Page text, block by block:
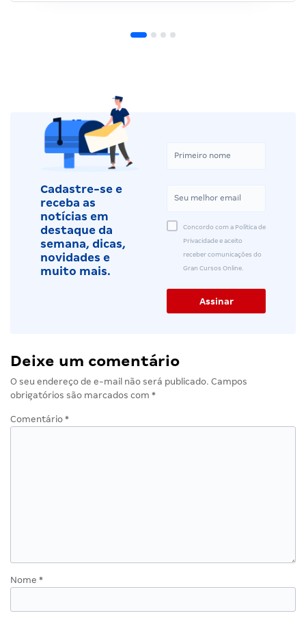
Cadastre-se e
receba as
notícias em
destaque da
semana, dicas,
novidades e
muito mais.
Concordo com a Política de
Privacidade e aceito
receber comunicações do
Gran Cursos Online.
Deixe um comentário
O seu endereço de e-mail não será publicado. Campos
obrigatórios são marcados com *
Comentário *
Nome *